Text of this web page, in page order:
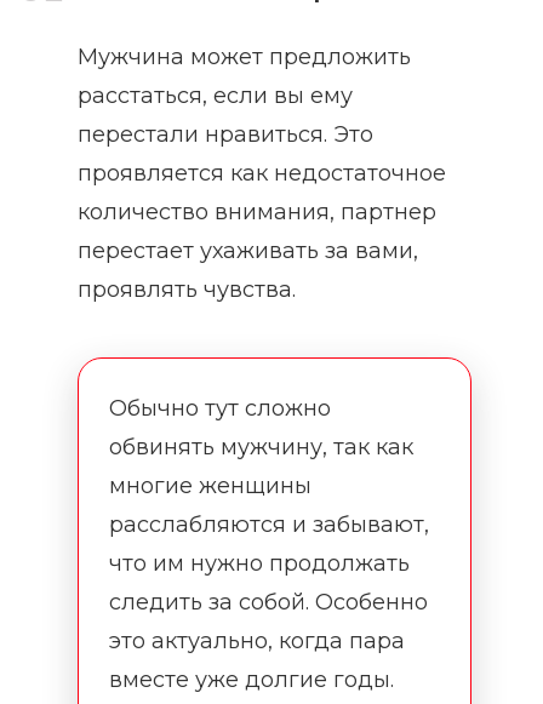
Мужчина может предложить
расстаться, если вы ему
перестали нравиться. Это
проявляется как недостаточное
количество внимания, партнер
перестает ухаживать за вами,
проявлять чувства.
Обычно тут сложно
обвинять мужчину, так как
многие женщины
расслабляются и забывают,
что им нужно продолжать
следить за собой. Особенно
это актуально, когда пара
вместе уже долгие годы.